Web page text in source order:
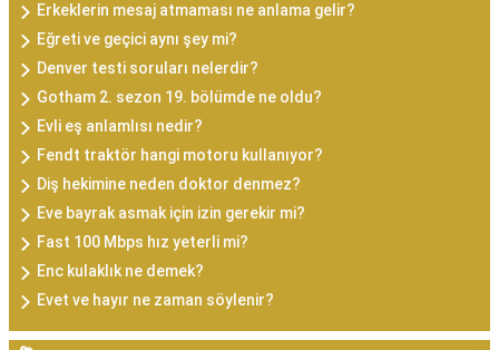
Erkeklerin mesaj atmaması ne anlama gelir?
Eğreti ve geçici aynı şey mi?
Denver testi soruları nelerdir?
Gotham 2. sezon 19. bölümde ne oldu?
Evli eş anlamlısı nedir?
Fendt traktör hangi motoru kullanıyor?
Diş hekimine neden doktor denmez?
Eve bayrak asmak için izin gerekir mi?
Fast 100 Mbps hız yeterli mi?
Enc kulaklık ne demek?
Evet ve hayır ne zaman söylenir?